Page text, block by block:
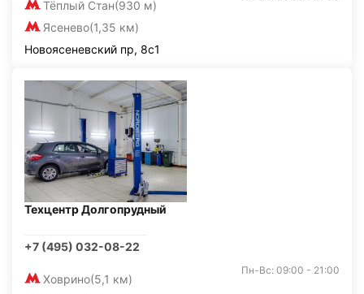
Тёплый Стан(930 м)
Ясенево(1,35 км)
Новоясеневский пр, 8с1
Техцентр Долгопрудный
+7 (495) 032-08-22
Ховрино(5,1 км)
Пн-Вс: 09:00 - 21:00